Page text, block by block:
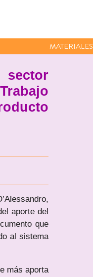
MATERIALES
sector
aporte del
que
al sistema
más aporta